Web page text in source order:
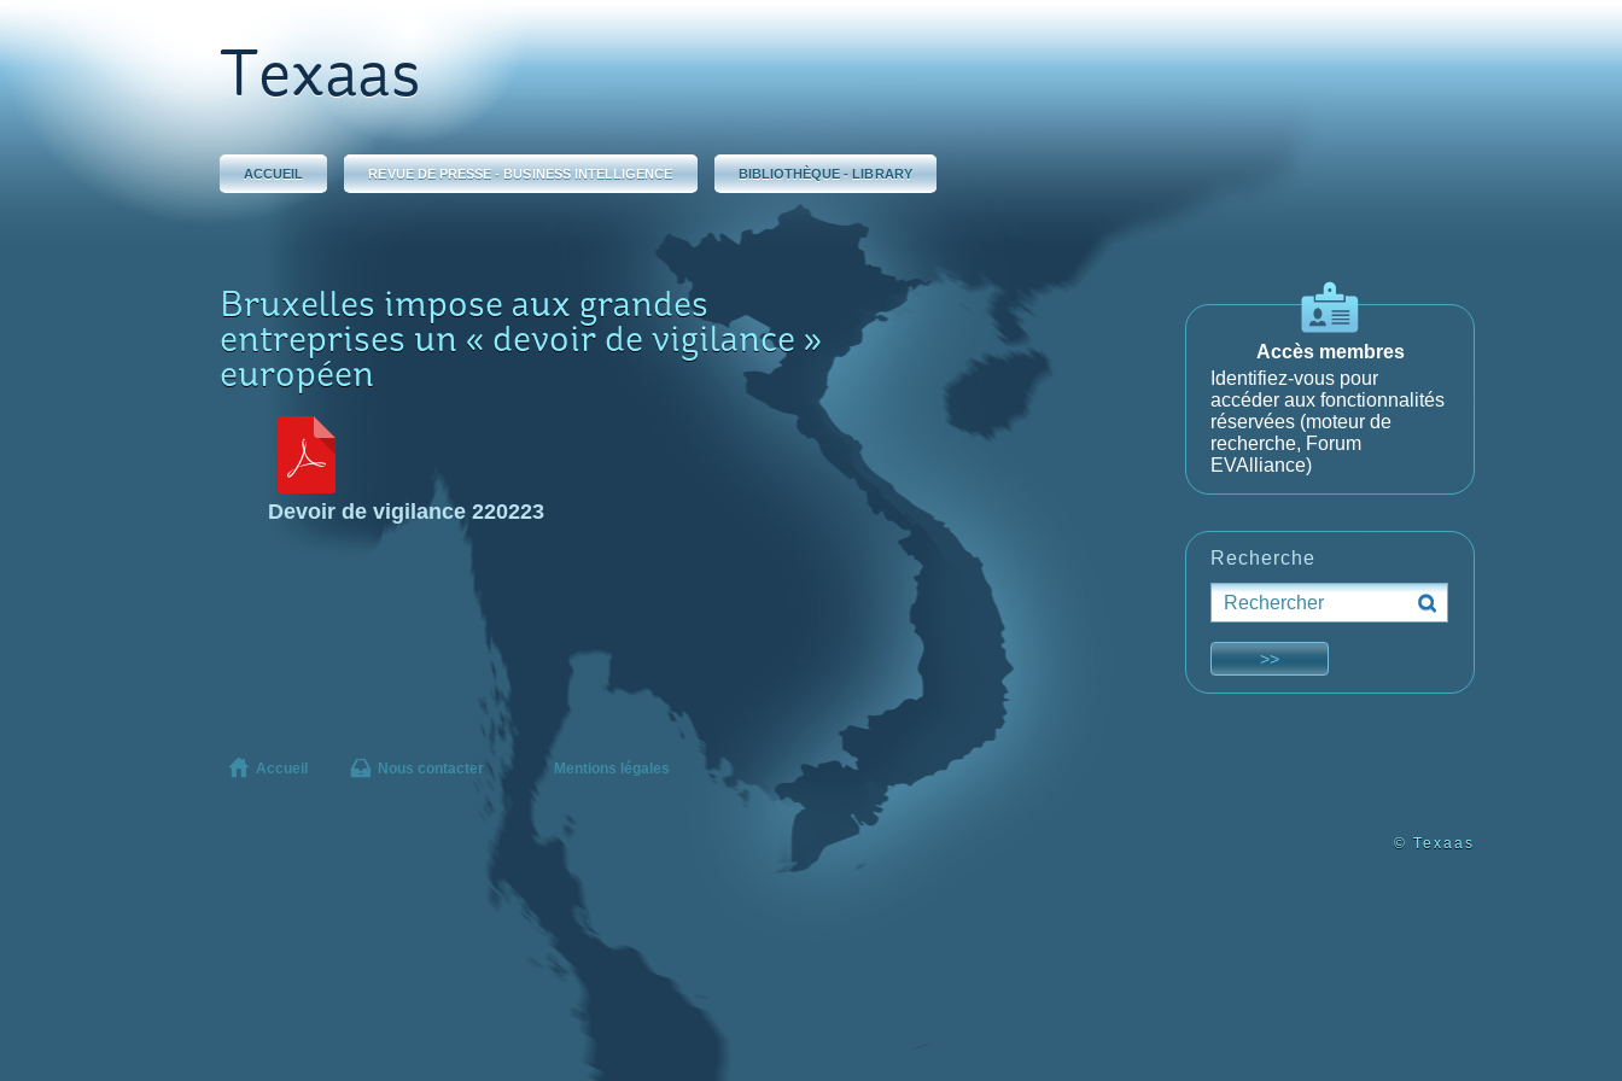
Texaas
ACCUEIL REVUE DE PRESSE - BUSINESS INTELLIGENCE BIBLIOTHÈQUE - LIBRARY
Bruxelles impose aux grandes
entreprises un « devoir de vigilance »
européen
Devoir de vigilance 220223
Accès membres
Identifiez-vous pour
accéder aux fonctionnalités
réservées (moteur de
recherche, Forum
EVAlliance)
Recherche
Accueil Nous contacter Mentions légales
© Texaas